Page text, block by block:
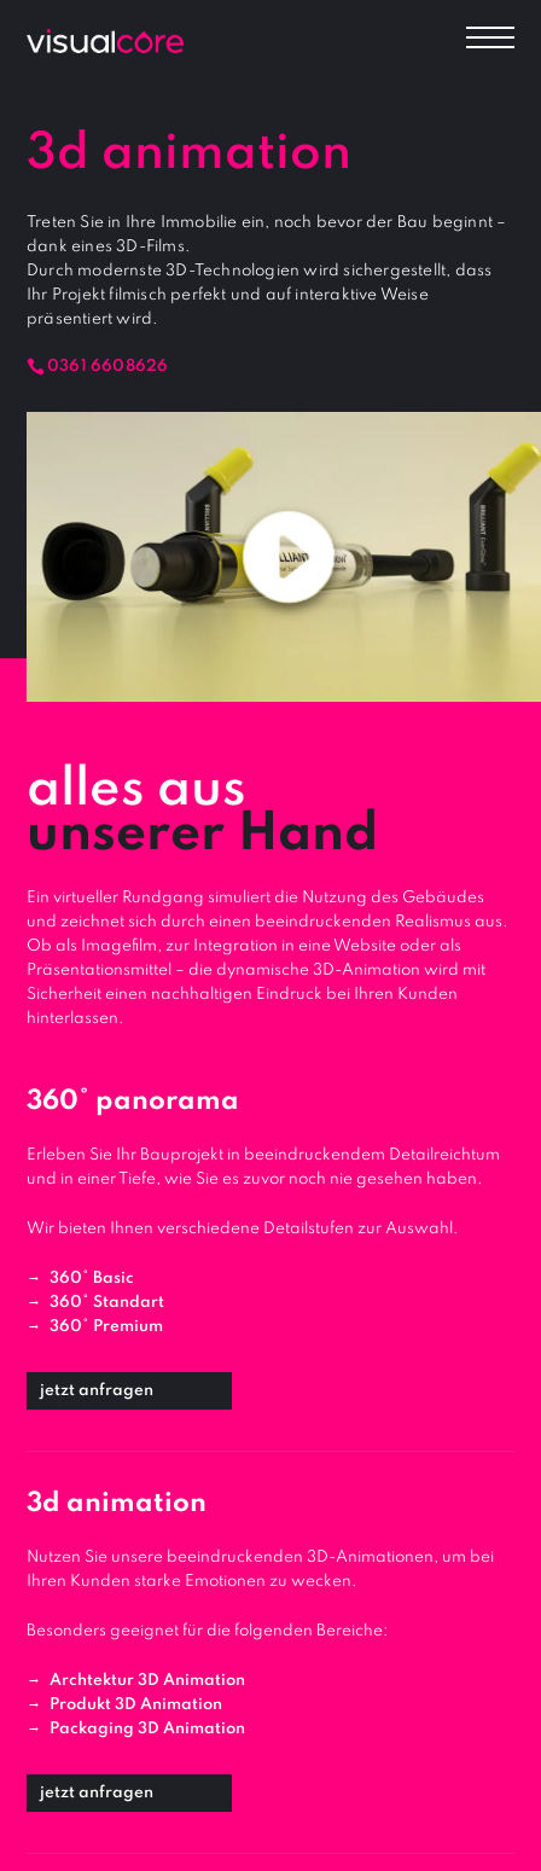
3d animation
Treten Sie in Ihre Immobilie ein, noch bevor der Bau beginnt –
dank eines 3D-Films.
Durch modernste 3D-Technologien wird sichergestellt, dass
Ihr Projekt filmisch perfekt und auf interaktive Weise
präsentiert wird.
0361 6608626
alles aus
unserer Hand
Ein virtueller Rundgang simuliert die Nutzung des Gebäudes
und zeichnet sich durch einen beeindruckenden Realismus aus.
Ob als Imagefilm, zur Integration in eine Website oder als
Präsentationsmittel – die dynamische 3D-Animation wird mit
Sicherheit einen nachhaltigen Eindruck bei Ihren Kunden
hinterlassen.
360° panorama
Erleben Sie Ihr Bauprojekt in beeindruckendem Detailreichtum
und in einer Tiefe, wie Sie es zuvor noch nie gesehen haben.
Wir bieten Ihnen verschiedene Detailstufen zur Auswahl.
360° Basic
360° Standart
360° Premium
jetzt anfragen
3d animation
Nutzen Sie unsere beeindruckenden 3D-Animationen, um bei
Ihren Kunden starke Emotionen zu wecken.
Besonders geeignet für die folgenden Bereiche:
Archtektur 3D Animation
Produkt 3D Animation
Packaging 3D Animation
jetzt anfragen